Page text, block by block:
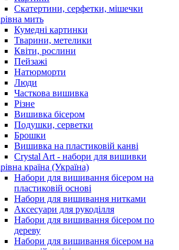
Скатертини, серфетки, мішечки
мить
Кумедні картинки
Тварини, метелики
Квіти, рослини
Пейзажі
Натюрморти
Люди
Часткова вишивка
Різне
Вишивка бісером
Подушки, серветки
Брошки
Вишивка на пластиковій канві
Crystal Art - набори для вишивки
країна (Україна)
Набори для вишивання бісером на
пластиковій основі
Набори для вишивання нитками
Аксесуари для рукоділля
Набори для вишивання бісером по
дереву
Набори для вишивання бісером на